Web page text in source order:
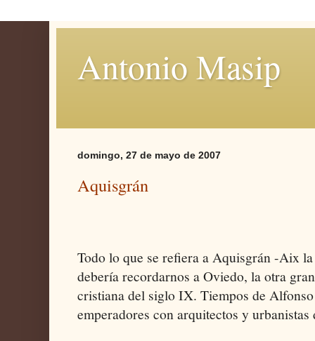
Antonio Masip
domingo, 27 de mayo de 2007
Aquisgrán
Todo lo que se refiera a Aquisgrán -Aix
debería recordarnos a Oviedo, la otra
cristiana del siglo IX. Tiempos de
emperadores con arquitectos y